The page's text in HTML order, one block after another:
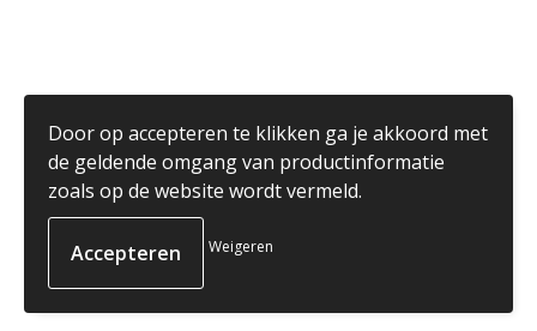
Door op accepteren te klikken ga je akkoord met
de geldende omgang van productinformatie
zoals op de website wordt vermeld.
Weigeren